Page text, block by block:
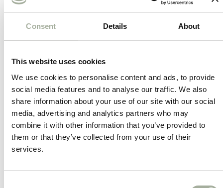
Consent Details About
This website uses cookies
We use cookies to personalise content and ads, to provide
social media features and to analyse our traffic. We also
share information about your use of our site with our social
media, advertising and analytics partners who may
combine it with other information that you’ve provided to
them or that they’ve collected from your use of their
services.
voor middelgrote en grote honden.
100% natuurlijke runderhuid
Veilig en verantwoord kauwplezier.
Langdurig kauwplezier
Houdt je hond lekker bezig en voorkomt
verveling.